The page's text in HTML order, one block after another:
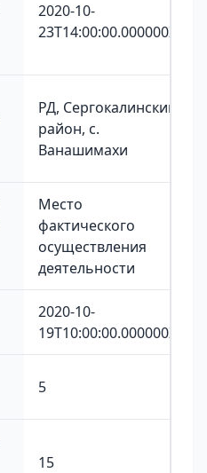
2020-10-
23T14:00:00.000000Z
РД, Сергокалинский
район, с.
Ванашимахи
Место
фактического
осуществления
деятельности
2020-10-
19T10:00:00.000000Z
5
15